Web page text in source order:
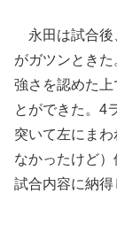
永田は試合後
がガツンとき
強さを認めた
とができた。4
突いて左にま
なかったけど
試合内容に納得